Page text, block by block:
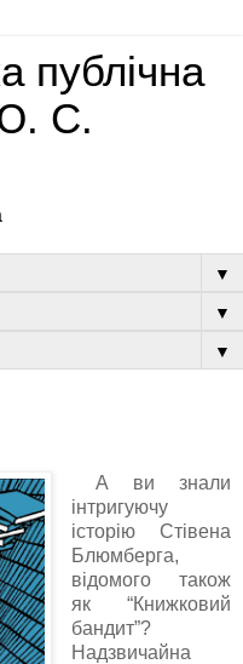
публічна
Ю. С.
▼
▼
▼
А ви знали
інтригуючу
історію Стівена
Блюмберга,
відомого також
як “Книжковий
бандит”?
Надзвичайна